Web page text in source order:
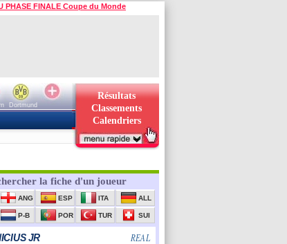
PHASE FINALE Coupe du Monde
Dortmund
Résultats
Classements
Calendriers